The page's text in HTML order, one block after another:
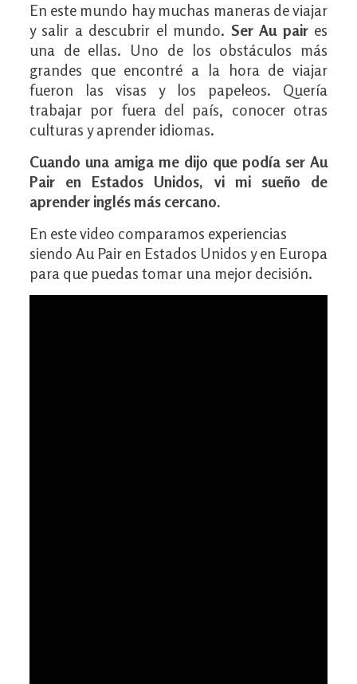
En este mundo hay muchas maneras de viajar
y salir a descubrir el mundo. Ser Au paires
una de ellas. Uno de los obstáculos más
grandes que encontré a la hora de viajar
fueron las visas y los papeleos. Quería
trabajar por fuera del país, conocer otras
culturas y aprender idiomas.
Cuando una amiga me dijo que podía ser Au
Pair en Estados Unidos, vi mi sueño de
aprender inglés más cercano.
En este video comparamos experiencias
siendo Au Pair en Estados Unidos y en Europa
para que puedas tomar una mejor decisión.